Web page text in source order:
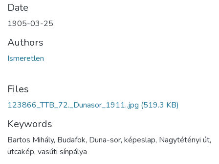
Date
1905-03-25
Authors
Ismeretlen
Files
123866_TTB_72._Dunasor_1911..jpg (519.3 KB)
Keywords
Bartos Mihály, Budafok, Duna-sor, képeslap, Nagytétényi út,
utcakép, vasúti sínpálya